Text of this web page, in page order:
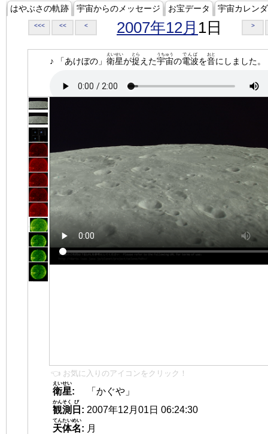
はやぶさの軌跡 宇宙からのメッセージ お宝データ 宇宙カレン
<<< << < 2007年12月 1日 >
♪ 「あけぼの」 衛星
えいせい
が捉
とら
えた宇宙
うちゅう
の電波
でんぱ
を音
おと
にしました。
👈 お気に入りのアイコンをクリック！
衛星
えいせい
:
「かぐや」
観測
かんそく
日
び
: 2007年12月01日 06:24:30
天体名
てんたいめい
: 月